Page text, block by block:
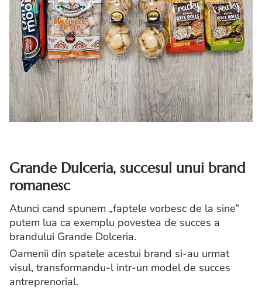
Grande Dulceria, succesul unui brand
romanesc
Atunci cand spunem „faptele vorbesc de la sine”
putem lua ca exemplu povestea de succes a
brandului Grande Dolceria.
Oamenii din spatele acestui brand si-au urmat
visul, transformandu-l intr-un model de succes
antreprenorial.